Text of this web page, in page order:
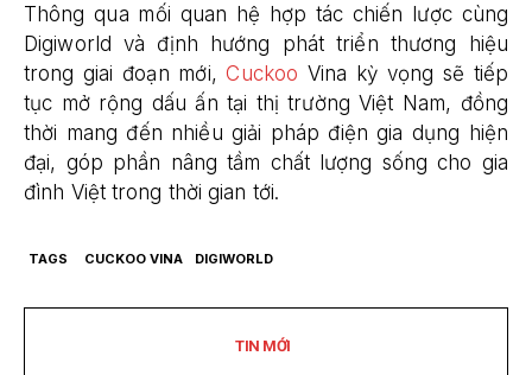
Thông qua mối quan hệ hợp tác chiến lược cùng
Digiworld và định hướng phát triển thương hiệu
trong giai đoạn mới,Cuckoo Vina kỳ vọng sẽ tiếp
tục mở rộng dấu ấn tại thị trường Việt Nam, đồng
thời mang đến nhiều giải pháp điện gia dụng hiện
đại, góp phần nâng tầm chất lượng sống cho gia
đình Việt trong thời gian tới.
TAGS CUCKOO VINA DIGIWORLD
TIN MỚI